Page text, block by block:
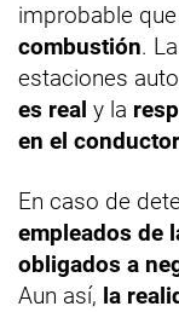
improbable
combustión.
estaciones
es real y la
en el conductor
En caso de
empleados de
obligados a
Aun así, la